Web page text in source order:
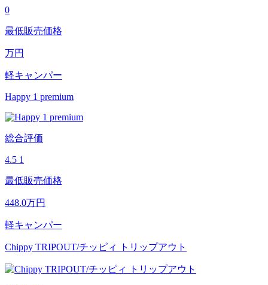
0
最低販売価格
万円
軽キャンパー
Happy 1 premium
総合評価
4.5 1
最低販売価格
448.0万円
軽キャンパー
Chippy TRIPOUT/チッピィ トリップアウト